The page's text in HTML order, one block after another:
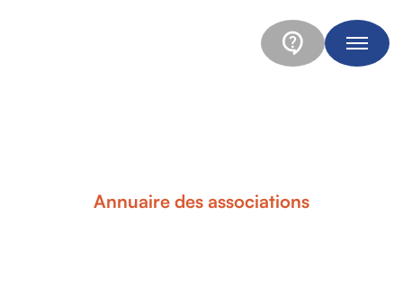
Annuaire des associations